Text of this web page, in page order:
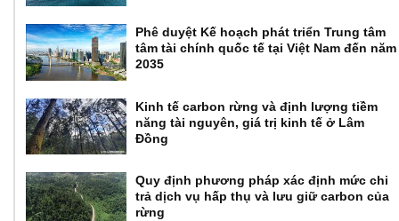
Phê duyệt Kế hoạch phát triển Trung tâm
tâm tài chính quốc tế tại Việt Nam đến năm
2035
Kinh tế carbon rừng và định lượng tiềm
năng tài nguyên, giá trị kinh tế ở Lâm
Đồng
Quy định phương pháp xác định mức chi
trả dịch vụ hấp thụ và lưu giữ carbon của
rừng